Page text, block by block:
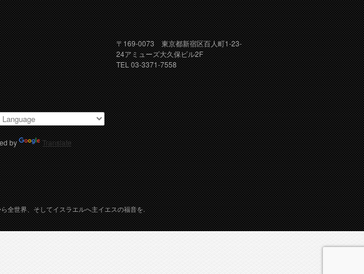
〒169-0073 東京都新宿区百人町1-23-
24アミューズ大久保ビル2F
TEL 03-3371-7558
by Translate
全世界、そしてイスラエルへ主イエスの福音を.